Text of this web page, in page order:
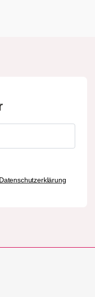
Datenschutzerklärung